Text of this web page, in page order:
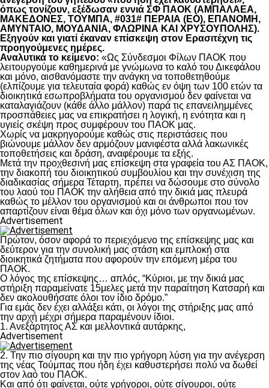
όπως τονίζουν, εξέδωσαν εννιά ΣΦ ΠΑΟΚ (ΑΜΠΑΛΑΕΑ,
ΜΑΚΕΔΟΝΕΣ, ΤΟΥΜΠΑ, #031# ΠΕΡΑΙΑ (ΕΟ), ΕΠΑΝΟΜΗ,
ΑΜΥΝΤΑΙΟ, ΜΟΥΔΑΝΙΑ, ΦΛΩΡΙΝΑ ΚΑΙ ΧΡΥΣΟΥΠΟΛΗΣ).
Εξηγούν και γιατί έκαναν επίσκεψη στον Ερασιτέχνη τις
προηγούμενες ημέρες.
Αναλυτικά το κείμενο: «Ως Σύνδεσμοι Φίλων ΠΑΟΚ που
λειτουργούμε καθημερινά με γνώμωνα το καλό του Δικεφάλου
και μόνο, αισθανόμαστε την ανάγκη να τοποθετηθούμε
(ελπίζουμε για τελευταία φορά) καθώς εν όψη των 100 ετών τα
διοικητικά εσωπροβλήματα του οργανισμού δεν φαίνεται να
καταλαγιάζουν (κάθε άλλο μάλλον) παρά τις επανειλημμένες
προσπάθειες μας να επικρατήσει η λογική, η ενότητα και η
υγιείς σκέψη προς συμφέρουν του ΠΑΟΚ μας.
Χωρίς να μακρηγορούμε καθώς στις περιστάσεις που
βιώνουμε μάλλον δεν αρμόζουν μανιφέστα αλλά λακωνικές
τοποθετήσεις και δράση, αναφέρουμε τα εξής.
Μετά την προχθεσινή μας επίσκεψη στα γραφεία του ΑΣ ΠΑΟΚ,
την διακοπή του διοικητικού συμβουλίου και την συνέχιση της
διαδικασίας σήμερα Τέταρτη, πρέπει να δώσουμε στο σύνολο
του λαού του ΠΑΟΚ την αλήθεια από την δικιά μας πλευρά
καθώς το μέλλον του οργανισμού και οι άνθρωποι που τον
απαρτίζουν είναι θέμα όλων και όχι μόνο των οργανωμένων.
Advertisement
Πρώτον, όσον αφορά το περιεχόμενο της επίσκεψης μας και
δεύτερον για την συνολική μας στάση και εμπλοκή στα
διοικητικά ζητήματα που αφορούν την επόμενη μέρα του
ΠΑΟΚ.
Ο λόγος της επίσκεψης… απλός, “Κύριοι, με την δικιά μας
στήριξη παραμείνατε 15μελες μετά την παραίτηση Κατσαρή και
δεν ακολουθήσατε όλοι τον ίδιο δρόμο.”
Για εμάς δεν έχει αλλάξει κάτι, οι λόγοι της στήριξης μας από
την αρχή μέχρι σήμερα παραμένουν ίδιοι.
1. Ανεξάρτητος ΑΣ και μελλοντικά αυτάρκης,
Advertisement
2. Την πιο σίγουρη και την πιο γρήγορη λύση για την ανέγερση
της νέας Τούμπας που ήδη έχει καθυστερήσει πολύ να δωθεί
στον λαό του ΠΑΟΚ.
Και από ότι φαίνεται, ούτε γρήγοροι, ούτε σίγουροι, ούτε